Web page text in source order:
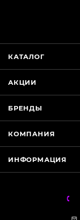
КАТАЛОГ
АКЦИИ
БРЕНДЫ
КОМПАНИЯ
ИНФОРМАЦИЯ
WhatsApp